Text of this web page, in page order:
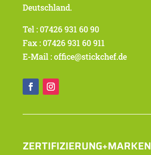
Deutschland.
Tel : 07426 931 60 90
Fax : 07426 931 60 911
E-Mail : office@stickchef.de
ZERTIFIZIERUNG+MARKEN